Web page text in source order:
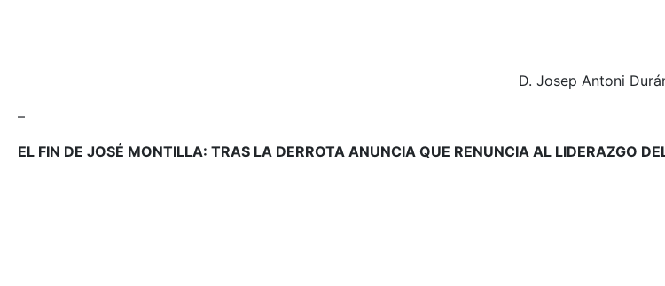
D. Josep Antoni
–
EL FIN DE JOSÉ MONTILLA: TRAS LA DERROTA ANUNCIA QUE RENUNCIA AL LIDERAZGO